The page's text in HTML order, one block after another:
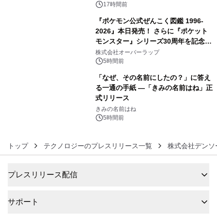
17時間前
『ポケモン公式ぜんこく図鑑 1996-
2026』本日発売！ さらに『ポケット
モンスター』シリーズ30周年を記念し
た画集『ポケットモンスター ビジュア
ルアートブック』の発売決定！ 2026
株式会社オーバーラップ
5時間前
「なぜ、その名前にしたの？」に答え
る一通の手紙 ―「きみの名前はね」正
式リリース
きみの名前はね
5時間前
トップ テクノロジーのプレスリリース一覧 株式会社デン
プレスリリース配信
サポート